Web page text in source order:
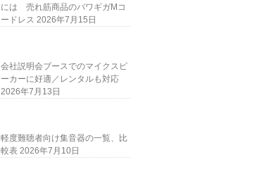
には 売れ筋商品のパワギガMコ
ードレス 2026年7月15日
会社説明会ブースでのマイクスピ
ーカーに好適／レンタルも対応
2026年7月13日
軽度難聴者向け集音器の一覧、比
較表 2026年7月10日